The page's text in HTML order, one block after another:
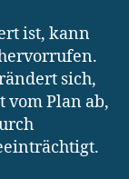
ist, kann
sich,
Plan ab,